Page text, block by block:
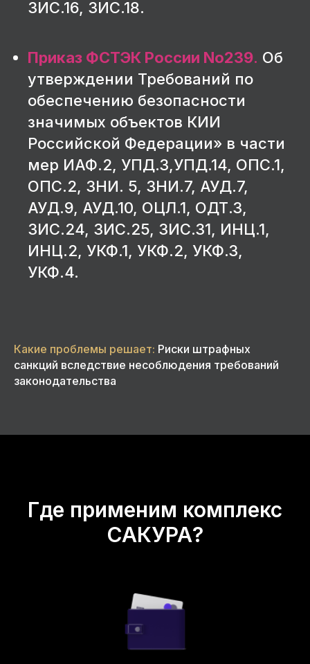
ЗИС.16, ЗИС.18.
Приказ ФСТЭК России No239. Об
утверждении Требований по
обеспечению безопасности
значимых объектов КИИ
Российской Федерации» в части
мер ИАФ.2, УПД.3,УПД.14, ОПС.1,
ОПС.2, ЗНИ. 5, ЗНИ.7, АУД.7,
АУД.9, АУД.10, ОЦЛ.1, ОДТ.3,
ЗИС.24, ЗИС.25, ЗИС.31, ИНЦ.1,
ИНЦ.2, УКФ.1, УКФ.2, УКФ.3,
УКФ.4.
Какие проблемы решает: Риски штрафных
санкций вследствие несоблюдения требований
законодательства
Где применим комплекс
САКУРА?